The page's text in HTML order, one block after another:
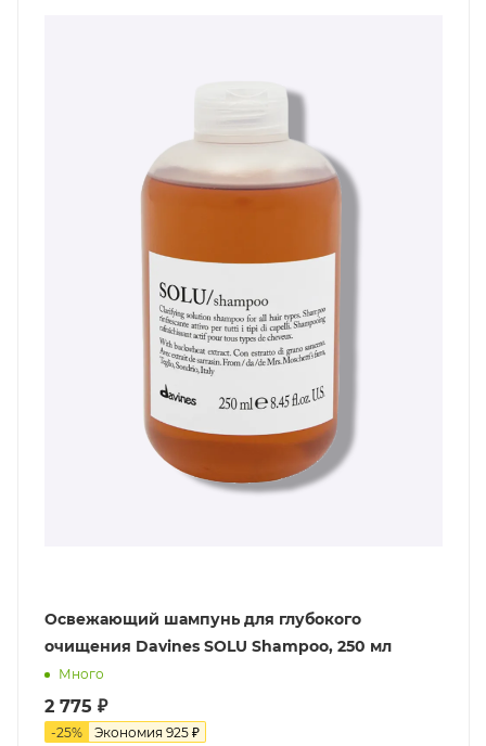
Освежающий шампунь для глубокого
очищения Davines SOLU Shampoo, 250 мл
Много
2 775 ₽
-25% Экономия 925 ₽